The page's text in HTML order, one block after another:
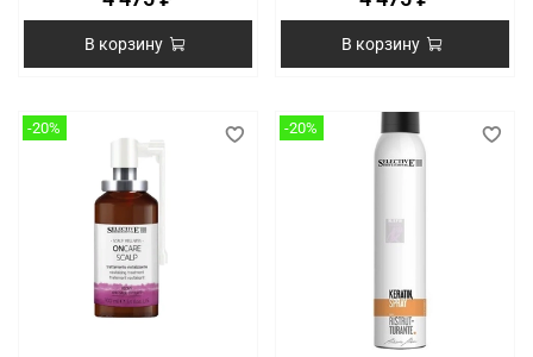
В корзину В корзину
-20% -20%